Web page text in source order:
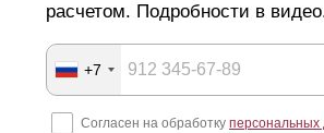
расчетом. Подробности в
+7
Согласен на обработку персональных